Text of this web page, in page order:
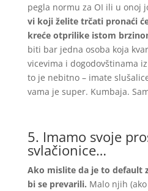
pegla normu za OI ili u onoj
vi koji želite trčati pronaći
kreće otprilike istom
biti bar jedna osoba koja
vicevima i dogodovštinama
to je nebitno – imate
vama je super. Kumbaja.
5. Imamo svoje
svlačionice…
Ako mislite da je to default
bi se prevarili. Malo njih